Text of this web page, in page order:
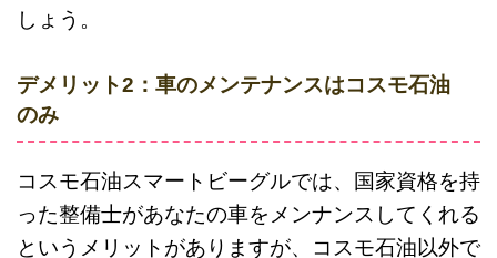
しょう。
デメリット2：車のメンテナンスはコスモ石油
のみ
コスモ石油スマートビーグルでは、国家資格を持
った整備士があなたの車をメンナンスしてくれる
というメリットがありますが、コスモ石油以外で